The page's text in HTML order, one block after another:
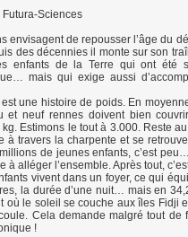
Sciences
envisagent de repousser l’âge du
des décennies il monte sur son
enfants de la Terre qui ont été
mais qui exige aussi
une histoire de poids. En
et neuf rennes doivent bien
kg. Estimons le tout à 3.000. Reste
à travers la charpente et se
de jeunes enfants, c’est
à alléger l’ensemble. Après tout,
vivent dans un foyer, ce qui
la durée d’une nuit… mais en
où le soleil se couche aux îles Fidji
Cela demande malgré tout
!